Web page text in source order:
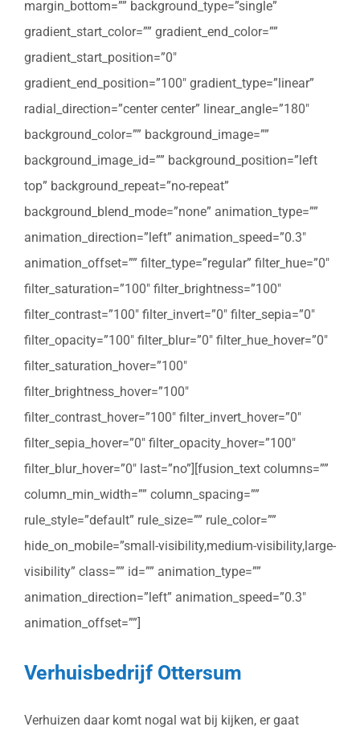
margin_bottom=”” background_type=”single”
gradient_start_color=”” gradient_end_color=””
gradient_start_position=”0″
gradient_end_position=”100″ gradient_type=”linear”
radial_direction=”center center” linear_angle=”180″
background_color=”” background_image=””
background_image_id=”” background_position=”left
top” background_repeat=”no-repeat”
background_blend_mode=”none” animation_type=””
animation_direction=”left” animation_speed=”0.3″
animation_offset=”” filter_type=”regular” filter_hue=”0″
filter_saturation=”100″ filter_brightness=”100″
filter_contrast=”100″ filter_invert=”0″ filter_sepia=”0″
filter_opacity=”100″ filter_blur=”0″ filter_hue_hover=”0″
filter_saturation_hover=”100″
filter_brightness_hover=”100″
filter_contrast_hover=”100″ filter_invert_hover=”0″
filter_sepia_hover=”0″ filter_opacity_hover=”100″
filter_blur_hover=”0″ last=”no”][fusion_text columns=””
column_min_width=”” column_spacing=””
rule_style=”default” rule_size=”” rule_color=””
hide_on_mobile=”small-visibility,medium-visibility,large-
visibility” class=”” id=”” animation_type=””
animation_direction=”left” animation_speed=”0.3″
animation_offset=””]
Verhuisbedrijf Ottersum
Verhuizen daar komt nogal wat bij kijken, er gaat